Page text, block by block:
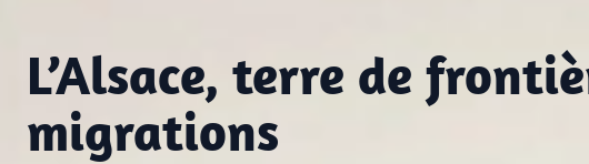
Jouer avec les Archives
Expositions
Conservation préventive
L’Alsace, terre de
migrations
répertoires des notaires ou fonds
iconographiques etc.